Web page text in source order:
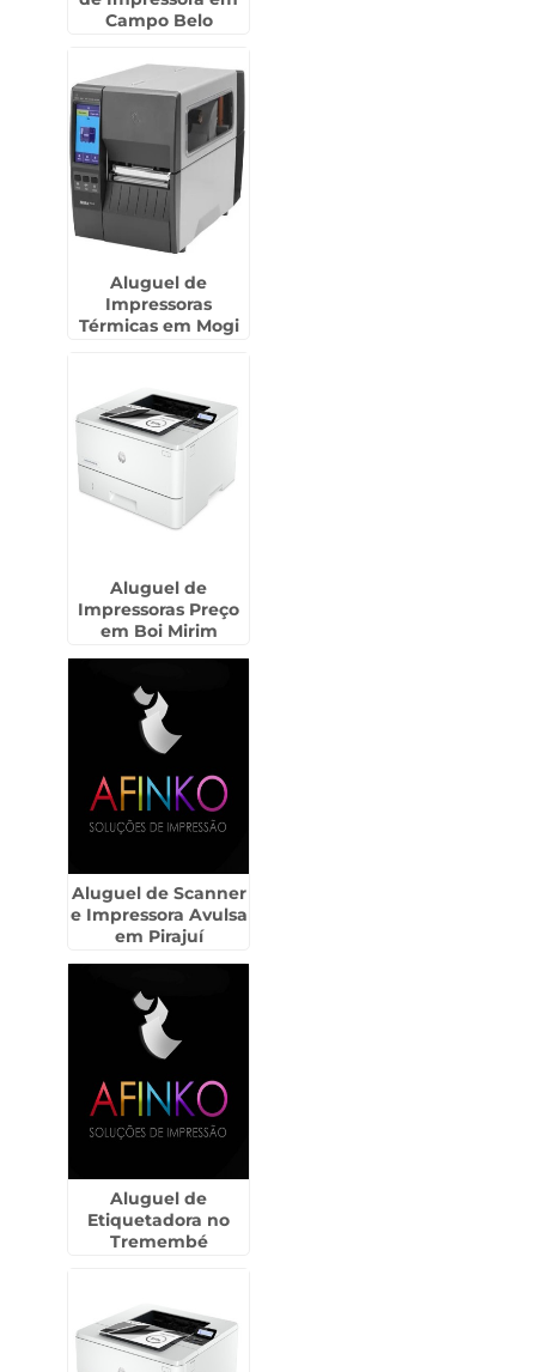
Campo Belo
Aluguel de
Impressoras
Térmicas em Mogi
Aluguel de
Impressoras Preço
em Boi Mirim
Aluguel de Scanner
e Impressora Avulsa
em Pirajuí
Aluguel de
Etiquetadora no
Tremembé